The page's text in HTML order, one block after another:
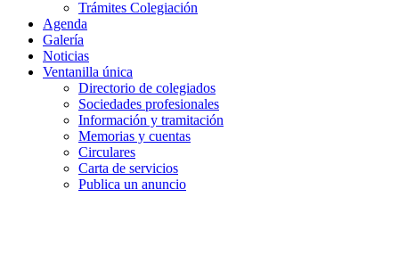
Trámites Colegiación
Agenda
Galería
Noticias
Ventanilla única
Directorio de colegiados
Sociedades profesionales
Información y tramitación
Memorias y cuentas
Circulares
Carta de servicios
Publica un anuncio